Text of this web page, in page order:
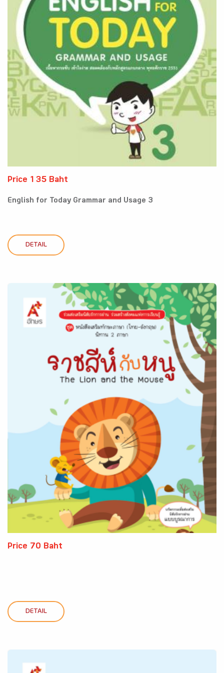
Price 135 Baht
English for Today Grammar and Usage 3
DETAIL
Price 70 Baht
DETAIL